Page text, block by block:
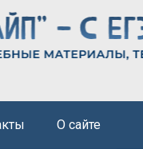
О сайте